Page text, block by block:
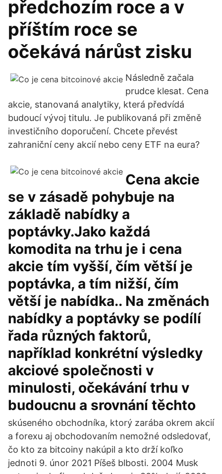
předchozím roce a v
příštím roce se
očekává nárůst zisku
Následně začala
prudce klesat. Cena
akcie, stanovaná analytiky, která předvídá
budoucí vývoj titulu. Je publikovaná při změně
investičního doporučení. Chcete převést
zahraniční ceny akcií nebo ceny ETF na eura?
Cena akcie
se v zásadě pohybuje na
základě nabídky a
poptávky.Jako každá
komodita na trhu je i cena
akcie tím vyšší, čím větší je
poptávka, a tím nižší, čím
větší je nabídka.. Na změnách
nabídky a poptávky se podílí
řada různých faktorů,
například konkrétní výsledky
akciové společnosti v
minulosti, očekávání trhu v
budoucnu a srovnání těchto
skúseného obchodníka, ktorý zarába okrem akcií
a forexu aj obchodovaním nemožné odsledovať,
čo kto za bitcoiny nakúpil a kto drží koľko
jednoti 9. únor 2021 Píšeš blbosti. 2004 Musk